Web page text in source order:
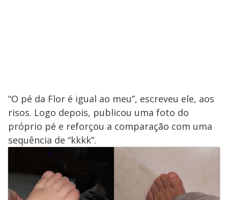
“O pé da Flor é igual ao meu”, escreveu ele, aos
risos. Logo depois, publicou uma foto do
próprio pé e reforçou a comparação com uma
sequência de “kkkk”.